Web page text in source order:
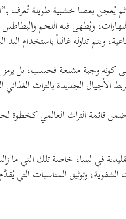
يُعجن بعصا خشبية طويلة تُعرف
ويُطهى فيه اللحم
ويتم تناوله غالباً باستخدام
وجبة مشبعة فحسب، بل يرمز
الأجيال الجديدة بالتراث الغذائي
قائمة التراث العالمي كخطوة
في ليبيا، خاصة تلك التي
وتوثيق المناسبات التي